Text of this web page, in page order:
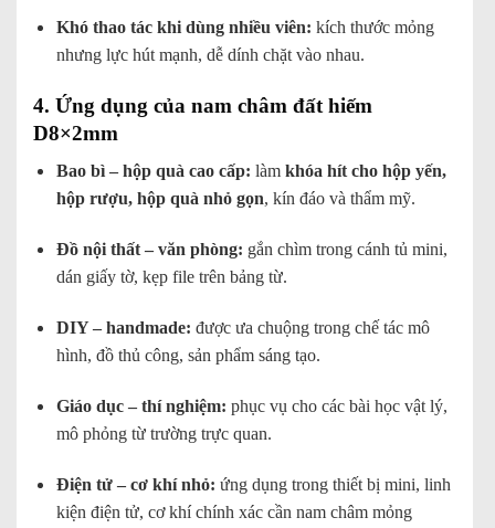
Khó thao tác khi dùng nhiều viên: kích thước mỏng
nhưng lực hút mạnh, dễ dính chặt vào nhau.
4. Ứng dụng của nam châm đất hiếm
D8×2mm
Bao bì – hộp quà cao cấp: làm khóa hít cho hộp yến,
hộp rượu, hộp quà nhỏ gọn, kín đáo và thẩm mỹ.
Đồ nội thất – văn phòng: gắn chìm trong cánh tủ mini,
dán giấy tờ, kẹp file trên bảng từ.
DIY – handmade: được ưa chuộng trong chế tác mô
hình, đồ thủ công, sản phẩm sáng tạo.
Giáo dục – thí nghiệm: phục vụ cho các bài học vật lý,
mô phỏng từ trường trực quan.
Điện tử – cơ khí nhỏ: ứng dụng trong thiết bị mini, linh
kiện điện tử, cơ khí chính xác cần nam châm mỏng